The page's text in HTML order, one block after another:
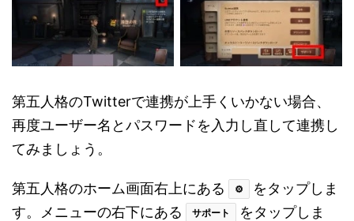
第五人格のTwitterで連携が上手くいかない場合、
再度ユーザー名とパスワードを入力し直して連携し
てみましょう。
第五人格のホーム画面右上にある ⚙
をタップしま
す。メニューの右下にある
サポート
をタップしま